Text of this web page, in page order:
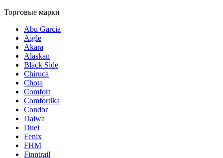
Торговые марки
Abu Garcia
Aigle
Akara
Alaskan
Black Side
Chiruca
Chota
Comfort
Comfortika
Condor
Daiwa
Duel
Fenix
FHM
Finntrail